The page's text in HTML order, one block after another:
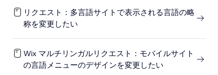
リクエスト：多言語サイトで表示される言語の略
称を変更したい
Wix マルチリンガルリクエスト：モバイルサイト
の言語メニューのデザインを変更したい